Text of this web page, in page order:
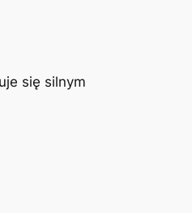
się silnym